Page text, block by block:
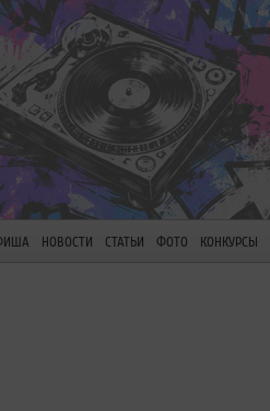
НОВОСТИ СТАТЬИ ФОТО КОНКУРСЫ